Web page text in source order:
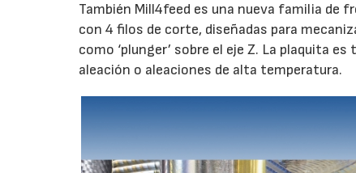
También Mill4feed es una nueva familia de
con 4 filos de corte, diseñadas para
como ‘plunger’ sobre el eje Z. La plaquita
aleación o aleaciones de alta temperatura.